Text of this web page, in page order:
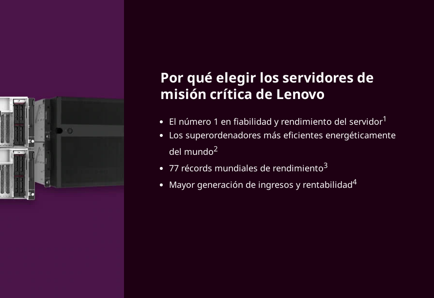
Por qué elegir los servidores de
misión crítica de Lenovo
El número 1 en fiabilidad y rendimiento del servidor1
Los superordenadores más eficientes energéticamente
del mundo2
77 récords mundiales de rendimiento3
Mayor generación de ingresos y rentabilidad4